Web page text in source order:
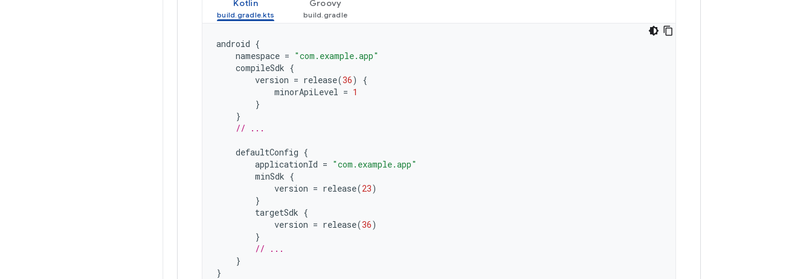
Kotlin Groovy
android {
namespace = "com.example.app"
compileSdk {
version = release(36)
{
minorApiLevel = 1
}
}
// ...
defaultConfig {
applicationId = "com.example.app"
minSdk {
version = release(23)
}
targetSdk {
version = release(36)
}
// ...
}
}